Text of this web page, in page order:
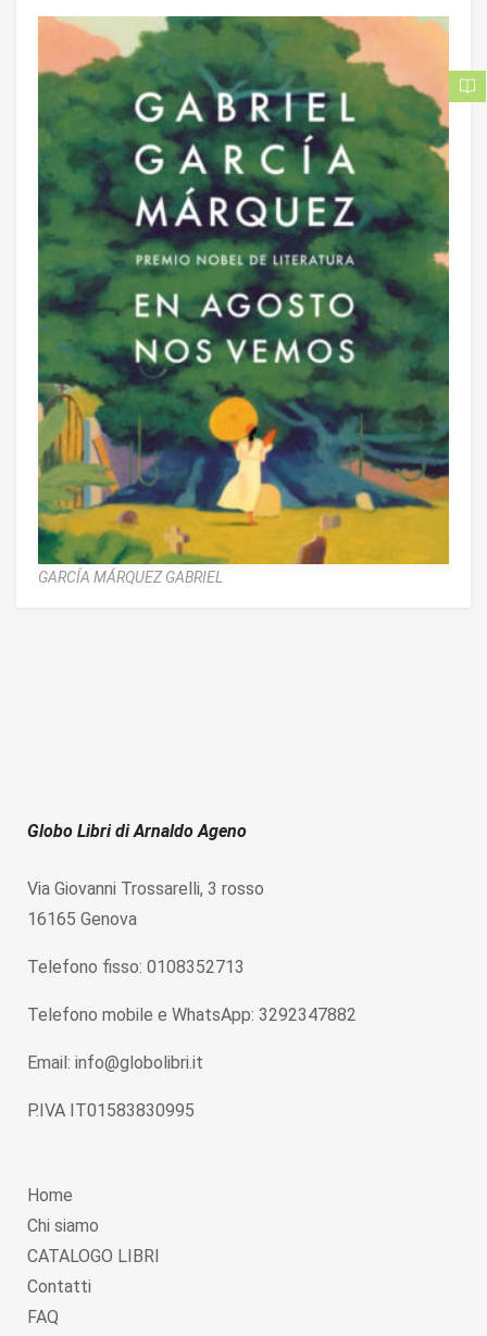
GARCÍA MÁRQUEZ GABRIEL
Globo Libri di Arnaldo Ageno
Via Giovanni Trossarelli, 3 rosso
16165 Genova
Telefono fisso: 0108352713
Telefono mobile e WhatsApp: 3292347882
Email: info@globolibri.it
P.IVA IT01583830995
Home
Chi siamo
CATALOGO LIBRI
Contatti
FAQ